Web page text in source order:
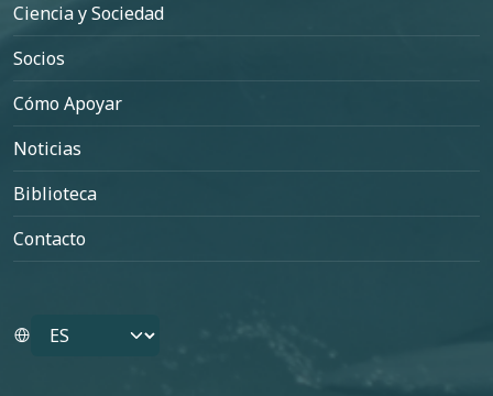
Ciencia y Sociedad
Socios
Cómo Apoyar
Noticias
Biblioteca
Contacto
Select your language